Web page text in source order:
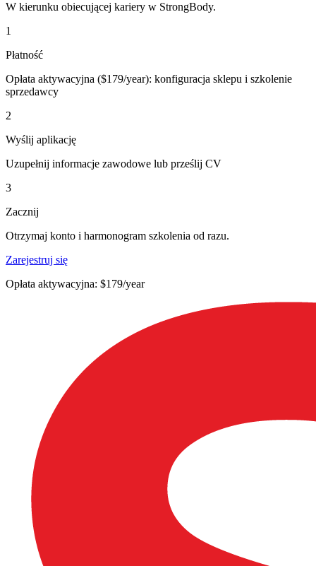
W kierunku obiecującej kariery w StrongBody.
1
Płatność
Opłata aktywacyjna ($179/year): konfiguracja sklepu i szkolenie
sprzedawcy
2
Wyślij aplikację
Uzupełnij informacje zawodowe lub prześlij CV
3
Zacznij
Otrzymaj konto i harmonogram szkolenia od razu.
Zarejestruj się
Opłata aktywacyjna: $179/year